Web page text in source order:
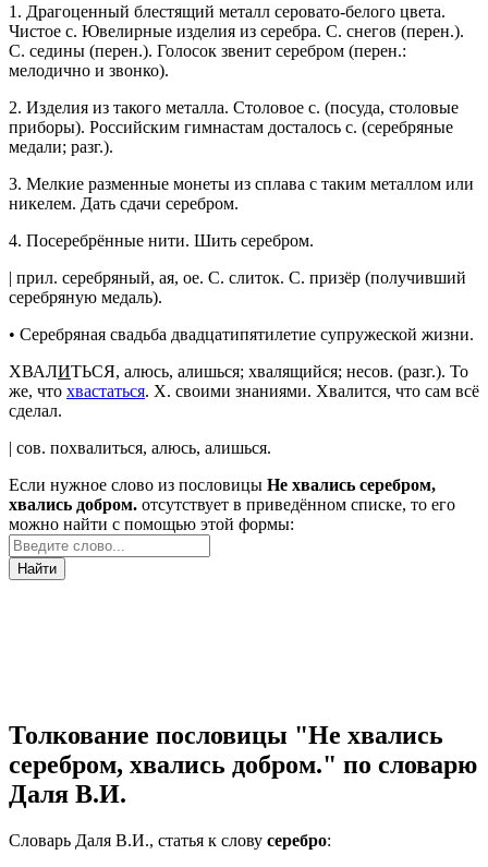
1. Драгоценный блестящий металл серовато-белого цвета.
Чистое с. Ювелирные изделия из серебра. С. снегов (перен.).
С. седины (перен.). Голосок звенит серебром (перен.:
мелодично и звонко).
2. Изделия из такого металла. Столовое с. (посуда, столовые
приборы). Российским гимнастам досталось с. (серебряные
медали; разг.).
3. Мелкие разменные монеты из сплава с таким металлом или
никелем. Дать сдачи серебром.
4. Посеребрённые нити. Шить серебром.
| прил. серебряный, ая, ое. С. слиток. С. призёр (получивший
серебряную медаль).
• Серебряная свадьба двадцатипятилетие супружеской жизни.
ХВАЛИТЬСЯ, алюсь, алишься; хвалящийся; несов. (разг.). То
же, что хвастаться. Х. своими знаниями. Хвалится, что сам всё
сделал.
| сов. похвалиться, алюсь, алишься.
Если нужное слово из пословицы Не хвались серебром,
хвались добром. отсутствует в приведённом списке, то его
можно найти с помощью этой формы:
Найти
Толкование пословицы "Не хвались
серебром, хвались добром." по словарю
Даля В.И.
Словарь Даля В.И., статья к слову серебро: